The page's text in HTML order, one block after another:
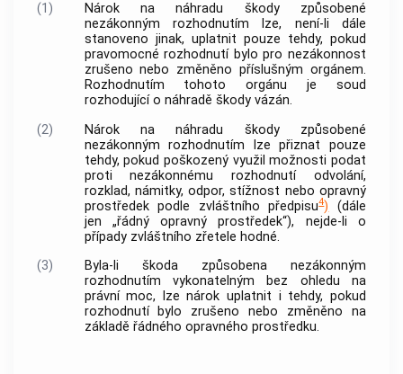
(1)
Nárok na náhradu škody způsobené
nezákonným rozhodnutím lze, není-li dále
stanoveno jinak, uplatnit pouze tehdy, pokud
pravomocné rozhodnutí bylo pro nezákonnost
zrušeno nebo změněno příslušným orgánem.
Rozhodnutím tohoto orgánu je soud
rozhodující o náhradě škody vázán.
(2)
Nárok na náhradu škody způsobené
nezákonným rozhodnutím lze přiznat pouze
tehdy, pokud poškozený využil možnosti podat
proti nezákonnému rozhodnutí odvolání,
rozklad, námitky, odpor, stížnost nebo opravný
prostředek podle zvláštního předpisu4) (dále
jen „řádný opravný prostředek“), nejde-li o
případy zvláštního zřetele hodné.
(3)
Byla-li škoda způsobena nezákonným
rozhodnutím vykonatelným bez ohledu na
právní moc, lze nárok uplatnit i tehdy, pokud
rozhodnutí bylo zrušeno nebo změněno na
základě řádného opravného prostředku.